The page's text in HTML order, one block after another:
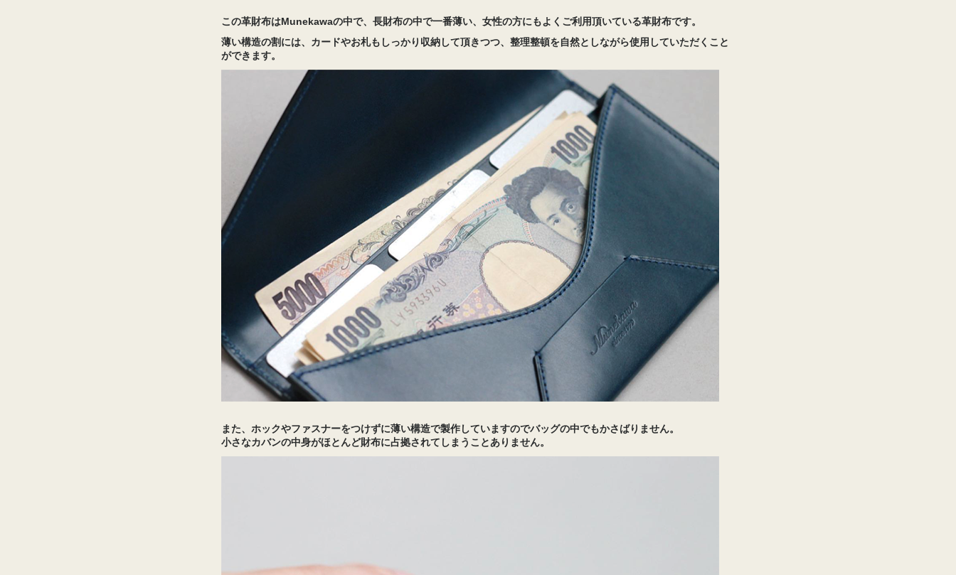
この革財布はMunekawaの中で、長財布の中で一番薄い、女性の方にもよくご利用頂いている革財布です。
薄い構造の割には、カードやお札もしっかり収納して頂きつつ、整理整頓を自然としながら使用していただくこと
ができます。
また、ホックやファスナーをつけずに薄い構造で製作していますのでバッグの中でもかさばりません。
小さなカバンの中身がほとんど財布に占拠されてしまうことありません。